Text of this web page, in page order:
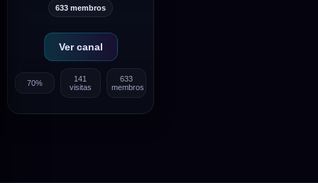
633 membros
Ver canal
70%
141
visitas
633
membros